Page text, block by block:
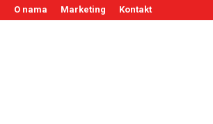
O nama Marketing Kontakt